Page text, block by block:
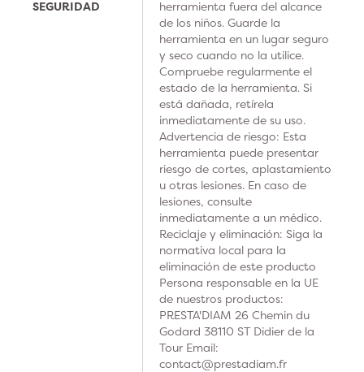
SEGURIDAD
herramienta fuera del alcance
de los niños. Guarde la
herramienta en un lugar seguro
y seco cuando no la utilice.
Compruebe regularmente el
estado de la herramienta. Si
está dañada, retírela
inmediatamente de su uso.
Advertencia de riesgo: Esta
herramienta puede presentar
riesgo de cortes, aplastamiento
u otras lesiones. En caso de
lesiones, consulte
inmediatamente a un médico.
Reciclaje y eliminación: Siga la
normativa local para la
eliminación de este producto
Persona responsable en la UE
de nuestros productos:
PRESTA'DIAM 26 Chemin du
Godard 38110 ST Didier de la
Tour Email:
contact@prestadiam.fr